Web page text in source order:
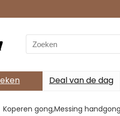
Search
for:
Deal van de dag
Koperen gong,Messing